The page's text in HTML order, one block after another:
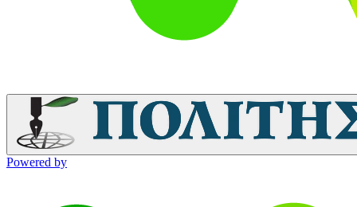
Powered by